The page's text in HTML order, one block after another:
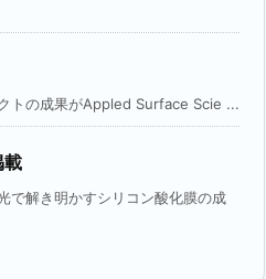
トの成果がAppled Surface Scie ...
載
で解き明かすシリコン酸化膜の成